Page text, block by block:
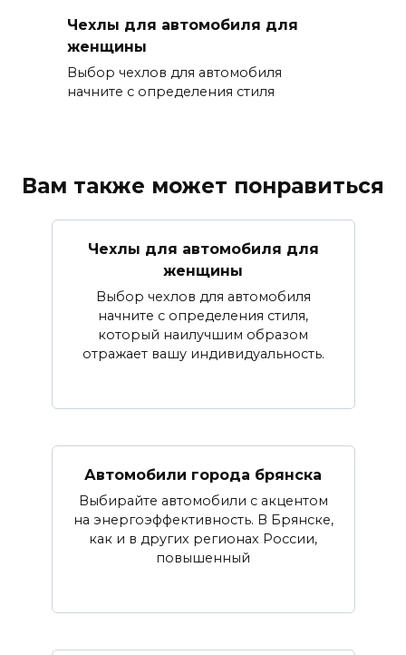
Чехлы для автомобиля для
женщины
Выбор чехлов для автомобиля
начните с определения стиля
Вам также может понравиться
Чехлы для автомобиля для
женщины
Выбор чехлов для автомобиля
начните с определения стиля,
который наилучшим образом
отражает вашу индивидуальность.
Автомобили города брянска
Выбирайте автомобили с акцентом
на энергоэффективность. В Брянске,
как и в других регионах России,
повышенный